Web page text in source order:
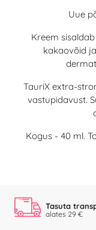
Uue
Kreem
kakaovõid
TauriX extra-
vastupidavust.
Kogus - 40 ml.
Tasuta
alates 29 €